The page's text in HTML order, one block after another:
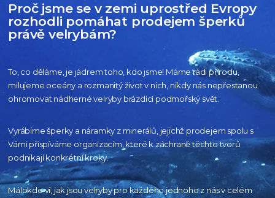
Proč jsme se v zemi uprostřed Evropy
rozhodli pomáhat prodejem šperků
právě velrybám?
To, co děláme, je jádrem toho, kdo jsme! Máme rádi přírodu,
milujeme oceány a rozmanitý život v nich, nikdy nás nepřestanou
ohromovat nádherné velryby brázdící podmořský svět.
Vyrábíme šperky a náramky z minerálů, jejichž prodejem spolu s
Vámi přispíváme organizacím,které k záchraně těchto tvorů
podnikají konkrétní kroky.
Málokdo ví, jak jsou velryby pro každéhojednoho z nás v celém